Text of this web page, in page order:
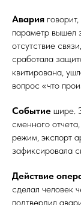
Авария
параметр вышел
отсутствие
сработала
квитирована,
вопрос «что
Событие шире.
сменного
режим, экспорт
зафиксировала
Действие
сделал человек
подтвердил